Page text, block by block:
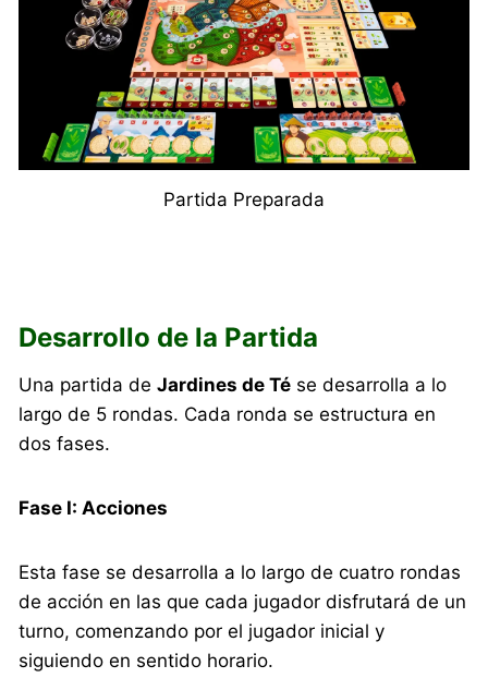
Partida Preparada
Desarrollo de la Partida
Una partida deJardines de Té se desarrolla a lo
largo de 5 rondas. Cada ronda se estructura en
dos fases.
Fase I: Acciones
Esta fase se desarrolla a lo largo de cuatro rondas
de acción en las que cada jugador disfrutará de un
turno, comenzando por el jugador inicial y
siguiendo en sentido horario.